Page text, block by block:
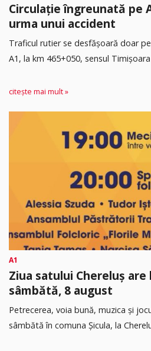
Circulație îngreunată pe
urma unui accident
Traficul rutier se desfășoară doar
A1, la km 465+050, sensul
citește mai mult »
A1
Ziua satului Chereluș are
sâmbătă, 8 august
Petrecerea, voia bună, muzica și
sâmbătă în comuna Șicula, la